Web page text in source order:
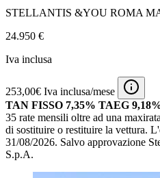
STELLANTIS &YOU ROMA
24.950 €
Iva inclusa
253,00€ Iva inclusa/mese
TAN FISSO 7,35% TAEG
35 rate mensili oltre ad una
di sostituire o restituire la vettura.
31/08/2026. Salvo approvazione
S.p.A.